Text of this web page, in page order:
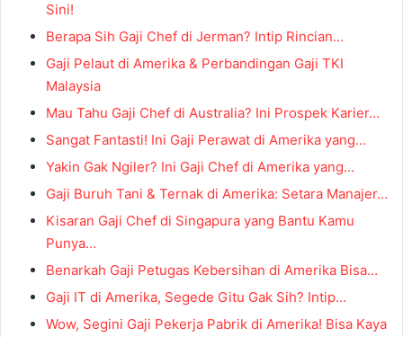
Sini!
Berapa Sih Gaji Chef di Jerman? Intip Rincian…
Gaji Pelaut di Amerika & Perbandingan Gaji TKI
Malaysia
Mau Tahu Gaji Chef di Australia? Ini Prospek Karier…
Sangat Fantasti! Ini Gaji Perawat di Amerika yang…
Yakin Gak Ngiler? Ini Gaji Chef di Amerika yang…
Gaji Buruh Tani & Ternak di Amerika: Setara Manajer…
Kisaran Gaji Chef di Singapura yang Bantu Kamu
Punya…
Benarkah Gaji Petugas Kebersihan di Amerika Bisa…
Gaji IT di Amerika, Segede Gitu Gak Sih? Intip…
Wow, Segini Gaji Pekerja Pabrik di Amerika! Bisa Kaya